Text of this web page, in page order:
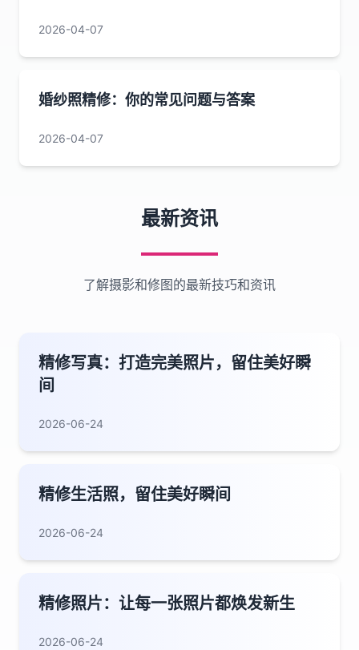
2026-04-07
婚纱照精修：你的常见问题与答案
2026-04-07
最新资讯
了解摄影和修图的最新技巧和资讯
精修写真：打造完美照片，留住美好瞬
间
2026-06-24
精修生活照，留住美好瞬间
2026-06-24
精修照片：让每一张照片都焕发新生
2026-06-24